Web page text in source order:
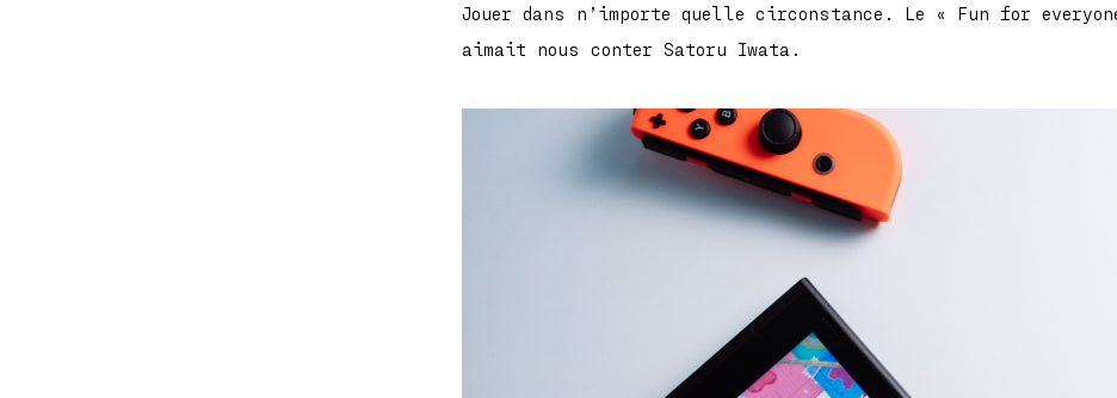
Jouer dans n’importe quelle circonstance. Le « Fun for everyone
aimait nous conter Satoru Iwata.